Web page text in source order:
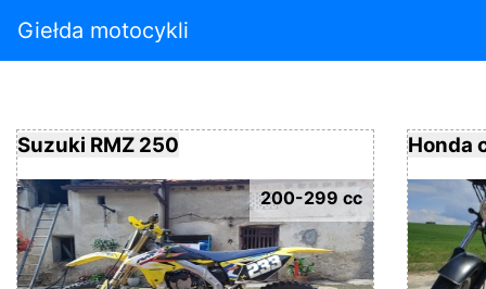
Giełda motocykli
Suzuki RMZ 250
200-299 cc
Honda